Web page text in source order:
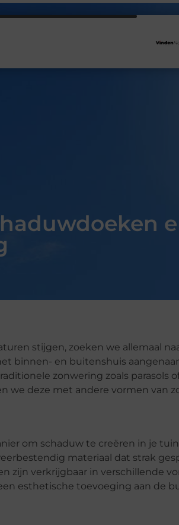
stijgen, zoeken we allemaal
binnen- en buitenshuis
zonwering zoals parasols
we deze met andere vormen van
om schaduw te creëren in je
materiaal dat strak
zijn verkrijgbaar in verschillende
esthetische toevoeging aan de